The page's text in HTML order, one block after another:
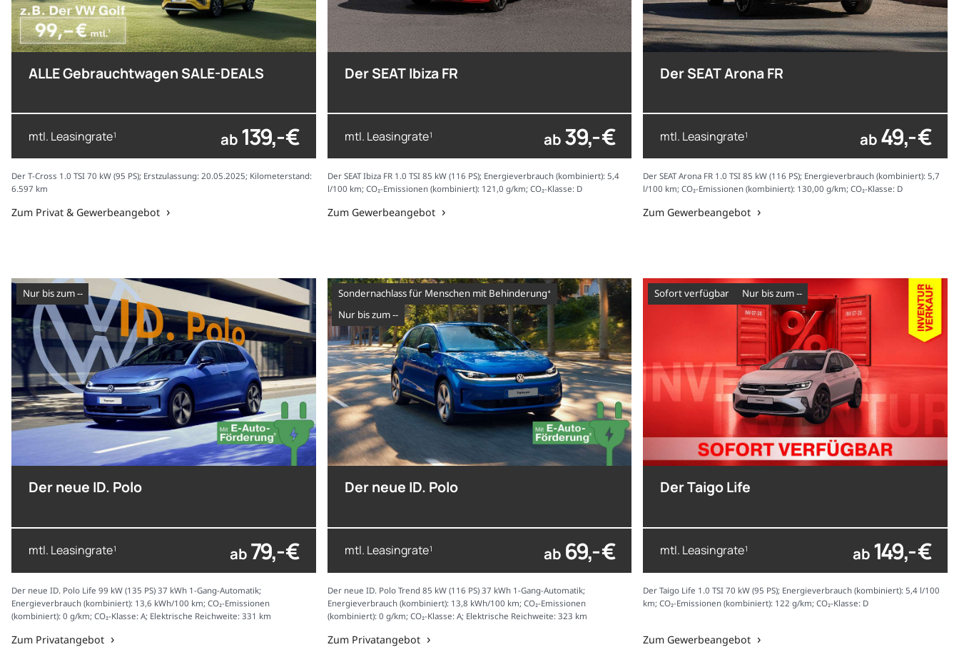
ALLE Gebrauchtwagen SALE-DEALS
mtl. Leasingrate1 ab 139,- €
Der T-Cross 1.0 TSI 70 kW (95 PS); Erstzulassung: 20.05.2025; Kilometerstand:
6.597 km
Zum Privat & Gewerbeangebot
Der SEAT Ibiza FR
mtl. Leasingrate1 ab 39,- €
Der SEAT Ibiza FR 1.0 TSI 85 kW (116 PS); Energieverbrauch (kombiniert): 5,4
l/100 km; CO₂-Emissionen (kombiniert): 121,0 g/km; CO₂-Klasse: D
Zum Gewerbeangebot
Der SEAT Arona FR
mtl. Leasingrate1 ab 49,- €
Der SEAT Arona FR 1.0 TSI 85 kW (116 PS); Energieverbrauch (kombiniert): 5,7
l/100 km; CO₂-Emissionen (kombiniert): 130,00 g/km; CO₂-Klasse: D
Zum Gewerbeangebot
nur bis zum --
Der neue ID. Polo
mtl. Leasingrate1 ab 79,- €
Der neue ID. Polo Life 99 kW (135 PS) 37 kWh 1-Gang-Automatik;
Energieverbrauch (kombiniert): 13,6 kWh/100 km; CO₂-Emissionen
(kombiniert): 0 g/km; CO₂-Klasse: A; Elektrische Reichweite: 331 km
Zum Privatangebot
Sondernachlass für Menschen mit Behinderung⁴
nur bis zum --
Der neue ID. Polo
mtl. Leasingrate1 ab 69,- €
Der neue ID. Polo Trend 85 kW (116 PS) 37 kWh 1-Gang-Automatik;
Energieverbrauch (kombiniert): 13,8 kWh/100 km; CO₂-Emissionen
(kombiniert): 0 g/km; CO₂-Klasse: A; Elektrische Reichweite: 323 km
Zum Privatangebot
sofort verfügbar nur bis zum --
Der Taigo Life
mtl. Leasingrate1 ab 149,- €
Der Taigo Life 1.0 TSI 70 kW (95 PS); Energieverbrauch (kombiniert): 5,4 l/100
km; CO₂-Emissionen (kombiniert): 122 g/km; CO₂-Klasse: D
Zum Gewerbeangebot